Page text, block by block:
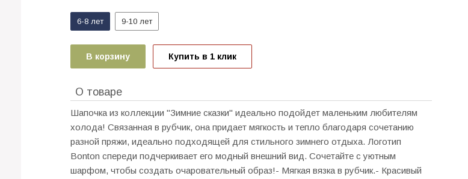
6-8 лет 9-10 лет
В корзину Купить в 1 клик
О товаре
Шапочка из коллекции "Зимние сказки" идеально подойдет маленьким любителям
холода! Связанная в рубчик, она придает мягкость и тепло благодаря сочетанию
разной пряжи, идеально подходящей для стильного зимнего отдыха. Логотип
Bonton спереди подчеркивает его модный внешний вид. Сочетайте с уютным
шарфом, чтобы создать очаровательный образ!- Мягкая вязка в рубчик.- Красивый